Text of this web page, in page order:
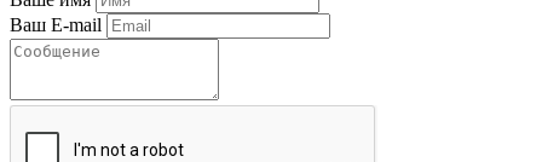
Ваш E-mail